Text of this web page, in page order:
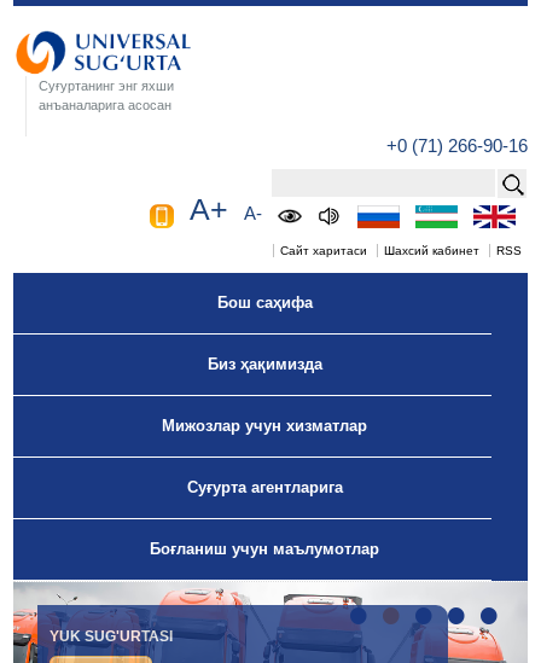
Суғуртанинг энг яхши
анъаналарига асосан
+0 (71) 266-90-16
A+ A-
Сайт харитаси Шахсий кабинет RSS
Бош саҳифа
Биз ҳақимизда
Мижозлар учун хизматлар
Суғурта агентларига
Боғланиш учун маълумотлар
IXTIYORIY TIBBIY SUG'URTA
YUK SUG'URTASI •••••